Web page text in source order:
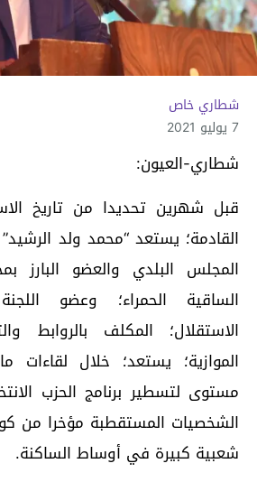
شطاري خاص
7 يوليو 2021
شطاري-العيون:
قبل شهرين تحديدا من تاريخ
القادمة؛ يستعد “محمد ولد
المجلس البلدي والعضو البارز
الساقية الحمراء؛ وعضو
الاستقلال؛ المكلف بالروابط
الموازية؛ يستعد؛ خلال لقاءات
مستوى لتسطير برنامج الحزب
الشخصيات المستقطبة مؤخرا من
شعبية كبيرة في أوساط الساكنة.